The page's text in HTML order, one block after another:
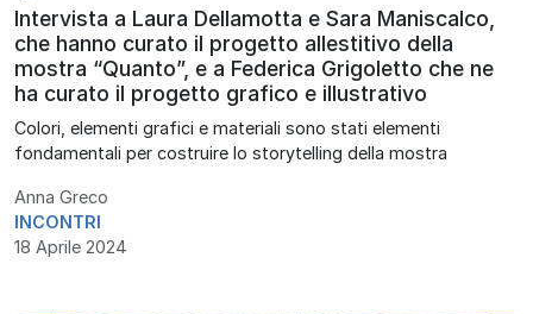
Intervista a Laura Dellamotta e Sara Maniscalco,
che hanno curato il progetto allestitivo della
mostra “Quanto”, e a Federica Grigoletto che ne
ha curato il progetto grafico e illustrativo
Colori, elementi grafici e materiali sono stati elementi
fondamentali per costruire lo storytelling della mostra
Anna Greco
INCONTRI
18 Aprile 2024